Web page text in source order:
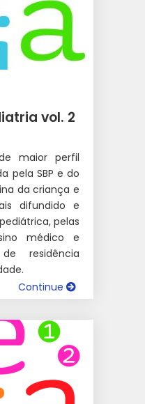
vol. 2
maior perfil
pela SBP e do
da criança e
difundido e
pelas
médico e
residência
Continue